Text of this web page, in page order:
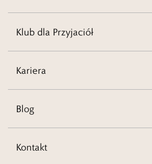
Klub dla Przyjaciół
Kariera
Blog
Kontakt